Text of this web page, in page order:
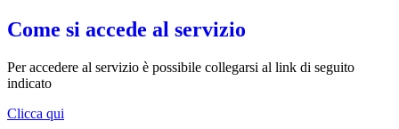
Come si accede al servizio
Per accedere al servizio è possibile collegarsi al link di seguito
indicato
Clicca qui